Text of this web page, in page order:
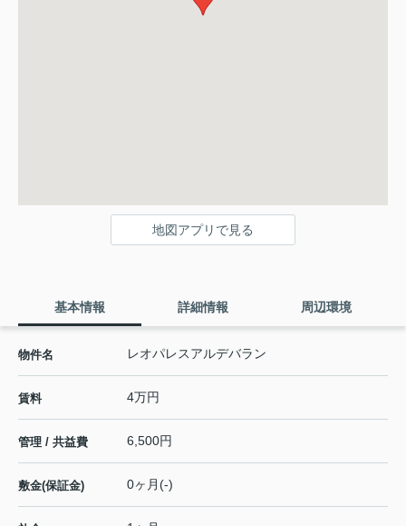
地図アプリで見る
基本情報 詳細情報 周辺環境
物件名 レオパレスアルデバラン
賃料 4万円
管理 / 共益費 6,500円
敷金(保証金) 0ヶ月(-)